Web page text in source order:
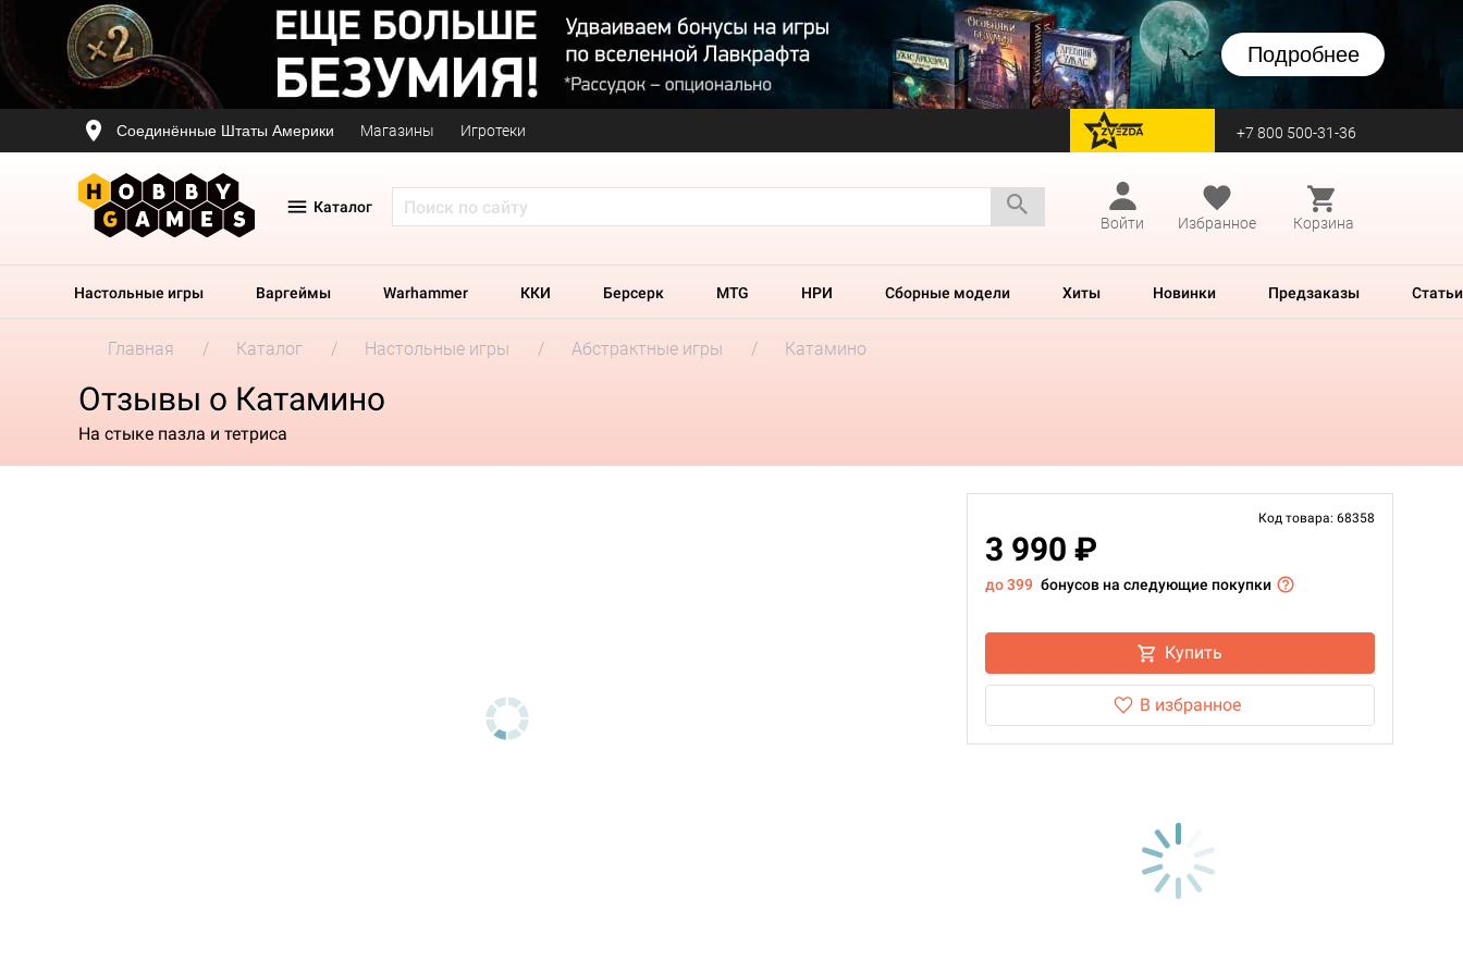
Подробнее
Соединённые Штаты Америки Магазины Игротеки перейти на Zvezda +7 800 500-31-36
Каталог
Войти
Избранное Корзина
Настольные игры Варгеймы Warhammer ККИ Берсерк MTG НРИ Сборные модели Хиты Новинки Предзаказы Статьи
Главная Каталог Настольные игры Абстрактные игры Катамино
Отзывы о Катамино
На стыке пазла и тетриса
Код товара: 68358
3 990 ₽
до 399 бонусов на следующие покупки
Купить
В избранное